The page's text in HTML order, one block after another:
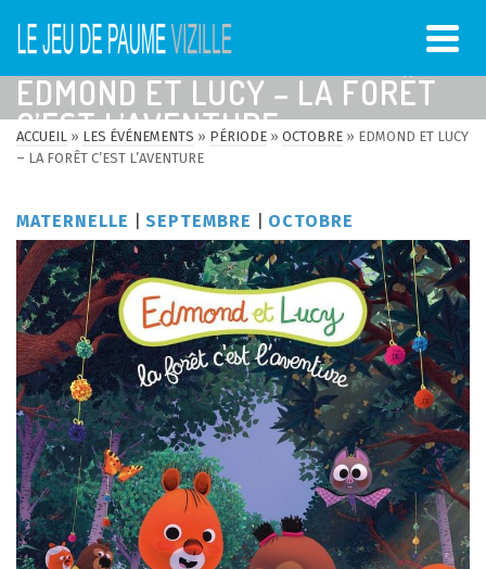
EDMOND ET LUCY – LA FORÊT
C’EST L’AVENTURE
ACCUEIL » LES ÉVÉNEMENTS » PÉRIODE » OCTOBRE » EDMOND ET LUCY
– LA FORÊT C’EST L’AVENTURE
MATERNELLE SEPTEMBRE OCTOBRE